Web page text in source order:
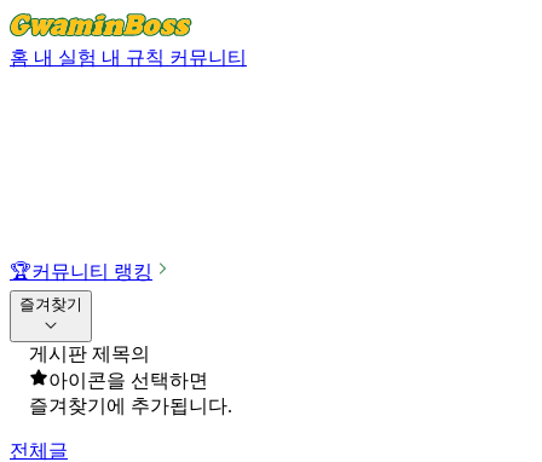
홈 내 실험 내 규칙 커뮤니티
🏆커뮤니티 랭킹
즐겨찾기
게시판 제목의
아이콘을 선택하면
즐겨찾기에 추가됩니다.
전체글